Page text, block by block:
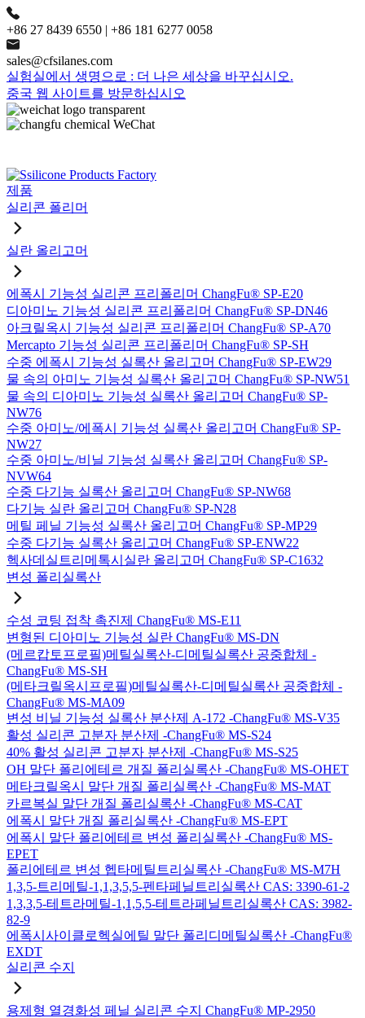
+86 27 8439 6550 | +86 181 6277 0058
sales@cfsilanes.com
실험실에서 생명으로 : 더 나은 세상을 바꾸십시오.
중국 웹 사이트를 방문하십시오
제품
실리콘 폴리머
실란 올리고머
에폭시 기능성 실리콘 프리폴리머 ChangFu® SP-E20
디아미노 기능성 실리콘 프리폴리머 ChangFu® SP-DN46
아크릴옥시 기능성 실리콘 프리폴리머 ChangFu® SP-A70
Mercapto 기능성 실리콘 프리폴리머 ChangFu® SP-SH
수중 에폭시 기능성 실록산 올리고머 ChangFu® SP-EW29
물 속의 아미노 기능성 실록산 올리고머 ChangFu® SP-NW51
물 속의 디아미노 기능성 실록산 올리고머 ChangFu® SP-
NW76
수중 아미노/에폭시 기능성 실록산 올리고머 ChangFu® SP-
NW27
수중 아미노/비닐 기능성 실록산 올리고머 ChangFu® SP-
NVW64
수중 다기능 실록산 올리고머 ChangFu® SP-NW68
다기능 실란 올리고머 ChangFu® SP-N28
메틸 페닐 기능성 실록산 올리고머 ChangFu® SP-MP29
수중 다기능 실록산 올리고머 ChangFu® SP-ENW22
헥사데실트리메톡시실란 올리고머 ChangFu® SP-C1632
변성 폴리실록산
수성 코팅 접착 촉진제 ChangFu® MS-E11
변형된 디아미노 기능성 실란 ChangFu® MS-DN
(메르캅토프로필)메틸실록산-디메틸실록산 공중합체 -
ChangFu® MS-SH
(메타크릴옥시프로필)메틸실록산-디메틸실록산 공중합체 -
ChangFu® MS-MA09
변성 비닐 기능성 실록산 분산제 A-172 -ChangFu® MS-V35
활성 실리콘 고분자 분산제 -ChangFu® MS-S24
40% 활성 실리콘 고분자 분산제 -ChangFu® MS-S25
OH 말단 폴리에테르 개질 폴리실록산 -ChangFu® MS-OHET
메타크릴옥시 말단 개질 폴리실록산 -ChangFu® MS-MAT
카르복실 말단 개질 폴리실록산 -ChangFu® MS-CAT
에폭시 말단 개질 폴리실록산 -ChangFu® MS-EPT
에폭시 말단 폴리에테르 변성 폴리실록산 -ChangFu® MS-
EPET
폴리에테르 변성 헵타메틸트리실록산 -ChangFu® MS-M7H
1,3,5-트리메틸-1,1,3,5,5-펜타페닐트리실록산 CAS: 3390-61-2
1,3,3,5-테트라메틸-1,1,5,5-테트라페닐트리실록산 CAS: 3982-
82-9
에폭시사이클로헥실에틸 말단 폴리디메틸실록산 -ChangFu®
EXDT
실리콘 수지
용제형 열경화성 페닐 실리콘 수지 ChangFu® MP-2950